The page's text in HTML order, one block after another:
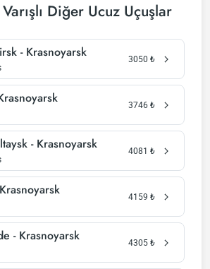
Diğer Ucuz Uçuşlar
- Krasnoyarsk 3050 ₺
3746 ₺
- Krasnoyarsk 4081 ₺
4159 ₺
- Krasnoyarsk 4305 ₺